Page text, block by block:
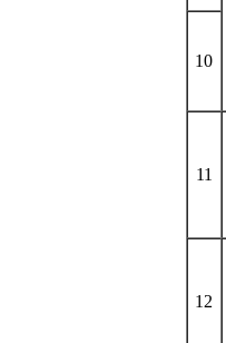
10
11
12